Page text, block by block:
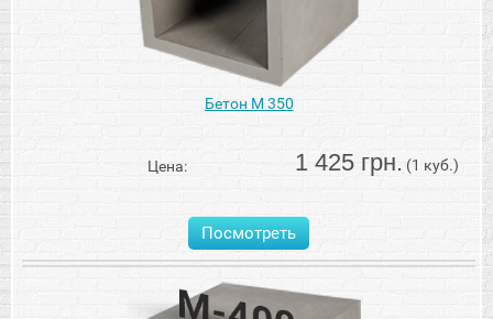
Бетон М 350
Цена: 1 425 грн. (1 куб.)
Посмотреть